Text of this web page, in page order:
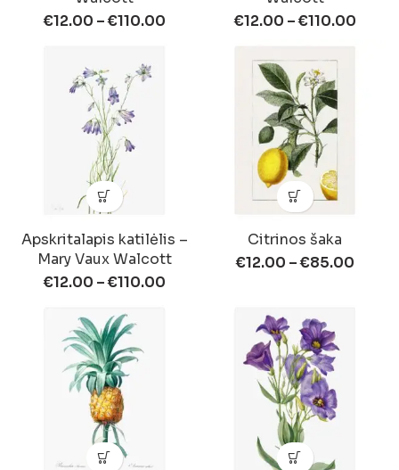
€12.00 –€110.00
€12.00 –€110.00
Apskritalapis katilėlis –
Mary Vaux Walcott
€12.00 –€110.00
Citrinos šaka
€12.00 –€85.00